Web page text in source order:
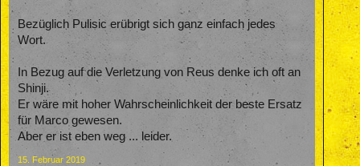
Bezüglich Pulisic erübrigt sich ganz einfach jedes
Wort.
In Bezug auf die Verletzung von Reus denke ich oft an
Shinji.
Er wäre mit hoher Wahrscheinlichkeit der beste Ersatz
für Marco gewesen.
Aber er ist eben weg ... leider.
15. Februar 2019